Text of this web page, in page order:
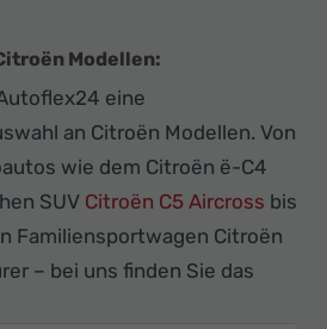
Modellen:
eine
an Citroën Modellen. Von
wie dem Citroën ë-C4
SUV Citroën C5 Aircross bis
Familiensportwagen Citroën
– bei uns finden Sie das